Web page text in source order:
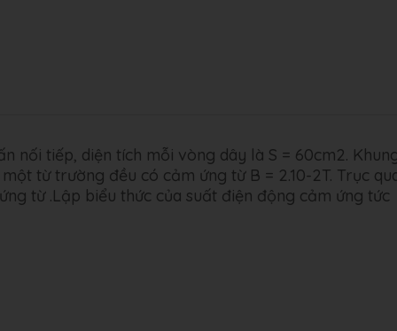
nối tiếp, diện tích mỗi vòng dây là S = 60cm2.
từ trường đều có cảm ứng từ B = 2.10-2T. Trục
từ .Lập biểu thức của suất điện động cảm ứng tức